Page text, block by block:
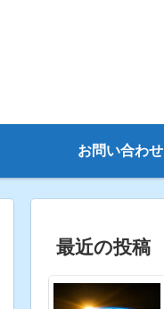
お問い合わせ
最近の投稿